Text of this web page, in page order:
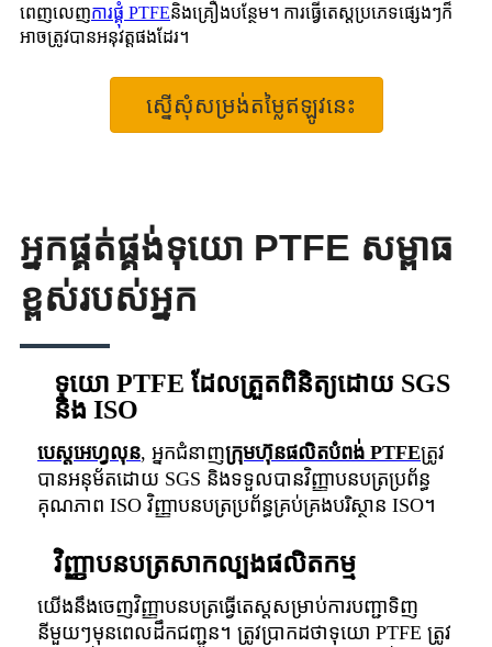
ពេញលេញការផ្គុំ PTFEនិង​គ្រឿងបន្ថែម។ ការធ្វើតេស្ត​ប្រភេទ​ផ្សេងៗ​ក៏
អាច​ត្រូវ​បាន​អនុវត្ត​ផងដែរ។
ស្នើសុំសម្រង់តម្លៃឥឡូវនេះ
អ្នកផ្គត់ផ្គង់ទុយោ PTFE សម្ពាធ
ខ្ពស់របស់អ្នក
ទុយោ PTFE ដែលត្រួតពិនិត្យដោយ SGS
និង ISO
បេស្តអេហ្វលុន, អ្នកជំនាញក្រុមហ៊ុនផលិតបំពង់ PTFEត្រូវ
បានអនុម័តដោយ SGS និងទទួលបានវិញ្ញាបនបត្រប្រព័ន្ធ
គុណភាព ISO វិញ្ញាបនបត្រប្រព័ន្ធគ្រប់គ្រងបរិស្ថាន ISO។
វិញ្ញាបនបត្រសាកល្បងផលិតកម្ម
យើងនឹងចេញវិញ្ញាបនបត្រធ្វើតេស្តសម្រាប់ការបញ្ជាទិញ
នីមួយៗមុនពេលដឹកជញ្ជូន។ ត្រូវប្រាកដថាទុយោ PTFE ត្រូវ